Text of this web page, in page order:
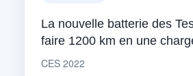
La nouvelle batterie des
faire 1200 km en une
CES 2022